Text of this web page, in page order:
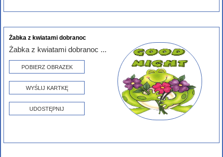
Żabka z kwiatami dobranoc
Żabka z kwiatami dobranoc ...
POBIERZ OBRAZEK
WYŚLIJ KARTKĘ
UDOSTĘPNIJ